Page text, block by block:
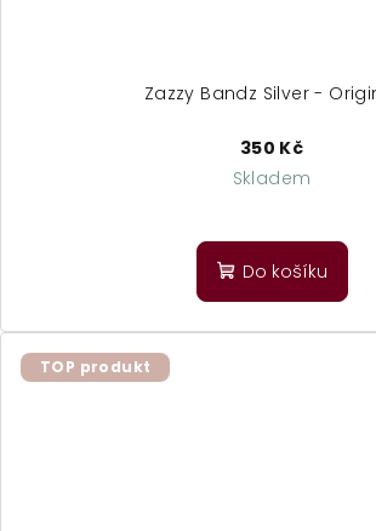
Zazzy Bandz Silver -
350 Kč
Skladem
Do košíku
TOP produkt